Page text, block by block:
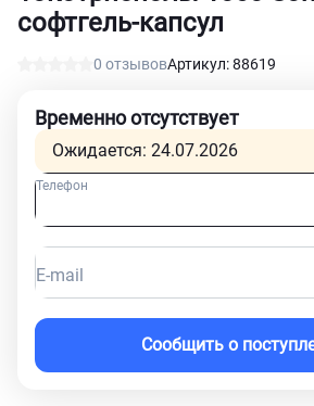
софтгель-капсул
0 отзывовАртикул: 88619
Временно отсутствует
Ожидается: 24.07.2026
Телефон
E-mail
Сообщить о